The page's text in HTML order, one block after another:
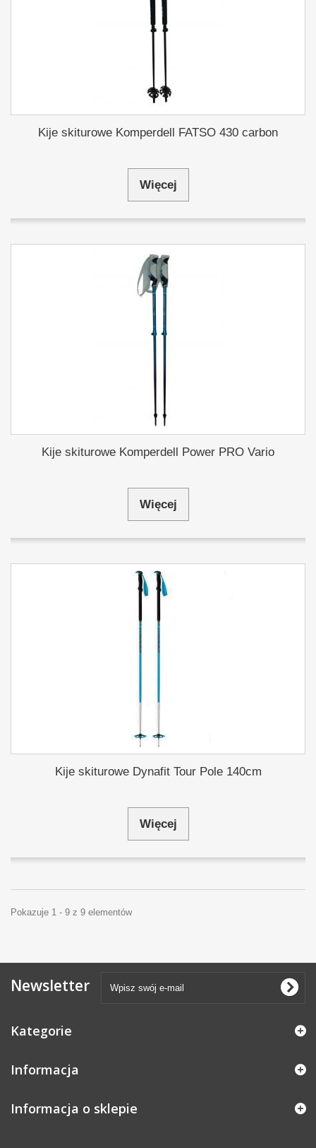
Kije skiturowe Komperdell FATSO 430 carbon
Więcej
Kije skiturowe Komperdell Power PRO Vario
Więcej
Kije skiturowe Dynafit Tour Pole 140cm
Więcej
Pokazuje 1 - 9 z 9 elementów
Newsletter
Kategorie
Informacja
Informacja o sklepie